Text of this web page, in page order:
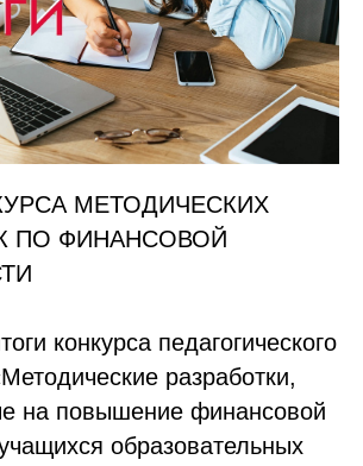
МЕТОДИЧЕСКИХ
ПО ФИНАНСОВОЙ
конкурса педагогического
разработки,
на повышение финансовой
образовательных